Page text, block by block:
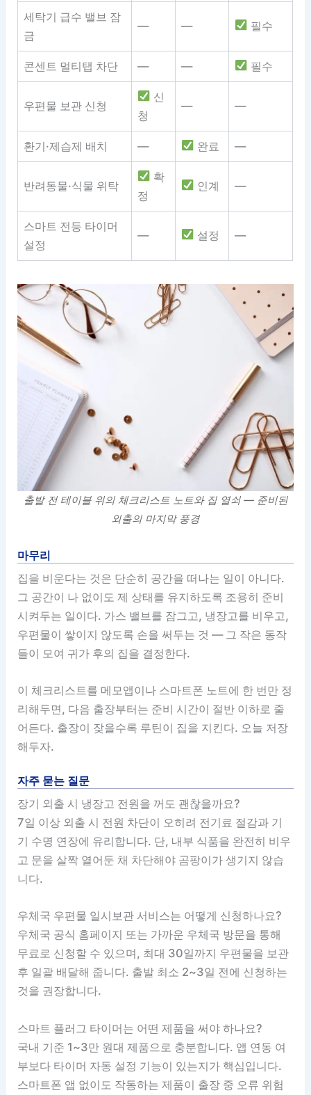
세탁기 급수 밸브 잠
금
— — 필수
콘센트 멀티탭 차단 — — 필수
우편물 보관 신청
신
청
— —
환기·제습제 배치 — 완료 —
반려동물·식물 위탁
확
정
인계 —
스마트 전등 타이머
설정
— 설정 —
출발 전 테이블 위의 체크리스트 노트와 집 열쇠 — 준비된
외출의 마지막 풍경
마무리
집을 비운다는 것은 단순히 공간을 떠나는 일이 아니다.
그 공간이 나 없이도 제 상태를 유지하도록 조용히 준비
시켜두는 일이다. 가스 밸브를 잠그고, 냉장고를 비우고,
우편물이 쌓이지 않도록 손을 써두는 것 — 그 작은 동작
들이 모여 귀가 후의 집을 결정한다.
이 체크리스트를 메모앱이나 스마트폰 노트에 한 번만 정
리해두면, 다음 출장부터는 준비 시간이 절반 이하로 줄
어든다. 출장이 잦을수록 루틴이 집을 지킨다. 오늘 저장
해두자.
자주 묻는 질문
장기 외출 시 냉장고 전원을 꺼도 괜찮을까요?
7일 이상 외출 시 전원 차단이 오히려 전기료 절감과 기
기 수명 연장에 유리합니다. 단, 내부 식품을 완전히 비우
고 문을 살짝 열어둔 채 차단해야 곰팡이가 생기지 않습
니다.
우체국 우편물 일시보관 서비스는 어떻게 신청하나요?
우체국 공식 홈페이지 또는 가까운 우체국 방문을 통해
무료로 신청할 수 있으며, 최대 30일까지 우편물을 보관
후 일괄 배달해 줍니다. 출발 최소 2~3일 전에 신청하는
것을 권장합니다.
스마트 플러그 타이머는 어떤 제품을 써야 하나요?
국내 기준 1~3만 원대 제품으로 충분합니다. 앱 연동 여
부보다 타이머 자동 설정 기능이 있는지가 핵심입니다.
스마트폰 앱 없이도 작동하는 제품이 출장 중 오류 위험